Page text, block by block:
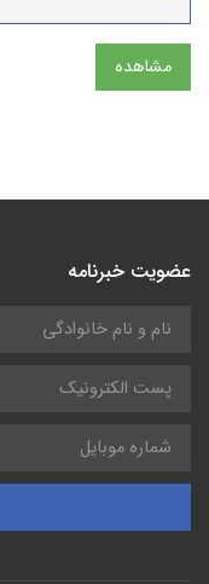
مشاهده
عضویت خبرنامه